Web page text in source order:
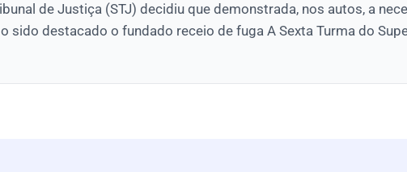
de Justiça (STJ) decidiu que demonstrada, nos autos, a
sido destacado o fundado receio de fuga A Sexta Turma do